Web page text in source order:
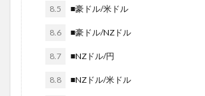
8.5 ■豪ドル/米ドル
8.6 ■豪ドル/NZドル
8.7 ■NZドル/円
8.8 ■NZドル/米ドル